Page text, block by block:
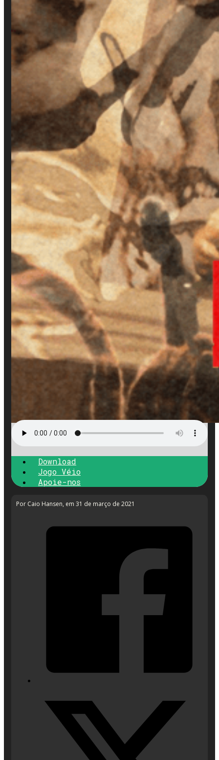
Download
Jogo Véio
Apoie-nos
Por Caio Hansen, em 31 de março de 2021